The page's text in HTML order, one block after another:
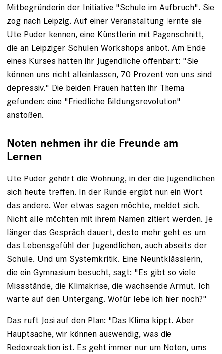
Mitbegründerin der Initiative "Schule im Aufbruch". Sie
zog nach Leipzig. Auf ­einer Veranstaltung lernte sie
Ute Puder kennen, eine Künstlerin mit Pagenschnitt,
die an ­Leipziger Schulen Workshops anbot. Am Ende
eines Kurses hatten ihr Jugendliche ­offenbart: "Sie
können uns nicht alleinlassen, 70 Prozent von uns sind
­depressiv." Die beiden Frauen hatten ihr Thema
gefunden: eine "Friedliche ­Bildungsrevolution"
anstoßen.
Noten nehmen ihr die Freunde am
Lernen
Ute Puder gehört die Wohnung, in der die Jugendlichen
sich heute treffen. In der Runde ergibt nun ein Wort
das andere. Wer etwas sagen möchte, meldet sich.
Nicht alle möchten mit ihrem Namen zitiert werden. Je
länger das Gespräch dauert, desto mehr geht es um
das Lebensgefühl der Jugendlichen, auch abseits der
Schule. Und um Systemkritik. Eine Neunt­klässlerin,
die ein Gymnasium besucht, sagt: "Es gibt so viele
Missstände, die Klimakrise, die wachsende Armut. Ich
warte auf den ­Untergang. Wofür lebe ich hier noch?"
Das ruft Josi auf den Plan: "Das Klima kippt. Aber
Hauptsache, wir können auswendig, was die
Redoxreaktion ist. Es geht immer nur um ­Noten, ums